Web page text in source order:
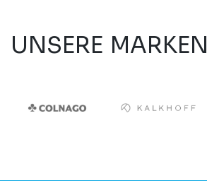
UNSERE MARKEN